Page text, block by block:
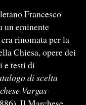
Francesco
un eminente
rinomata per la
Chiesa, opere dei
e testi di
di scelta
Vargas-